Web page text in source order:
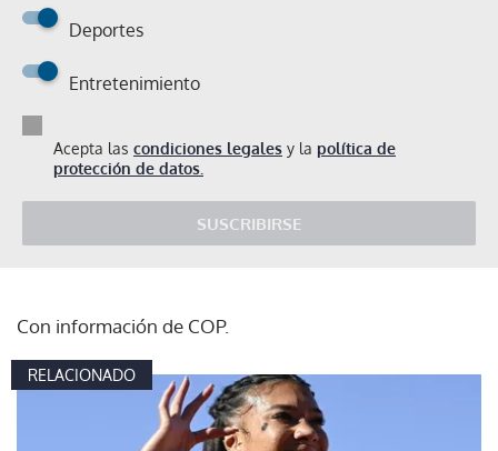
Deportes
Entretenimiento
Acepta las condiciones legales y la política de
protección de datos.
SUSCRIBIRSE
Con información de COP.
RELACIONADO